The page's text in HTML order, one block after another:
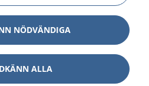
Visa
NÖDVÄNDIGA
ALLA